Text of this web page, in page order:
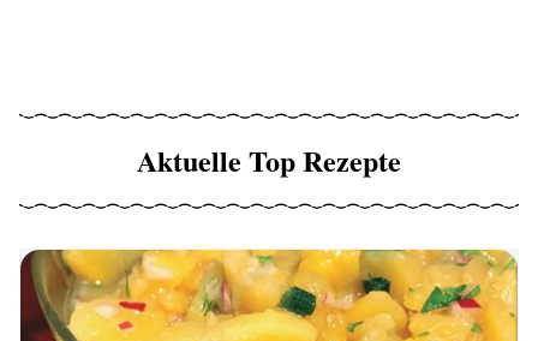
Aktuelle Top Rezepte